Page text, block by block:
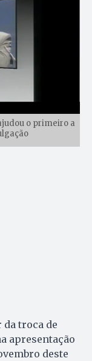
o primeiro a
troca de
apresentação
deste